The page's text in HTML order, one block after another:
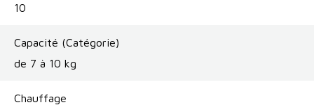
10
Capacité (Catégorie)
de 7 à 10 kg
Chauffage